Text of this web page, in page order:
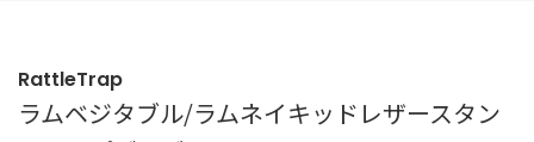
RattleTrap
ラムベジタブル/ラムネイキッドレザースタン